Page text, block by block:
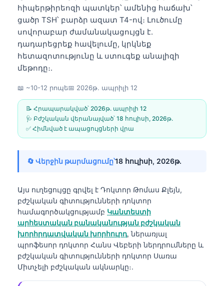
հիպերթիրեոզի պատկեր՝ ամենից հաճախ՝
ցածր TSH՝ բարձր ազատ T4-ով։ Լուծումը
սովորաբար ժամանակացույցն է.
դադարեցրեք հավելումը, կրկնեք
հետազոտությունը և ստուգեք անալիզի
մեթոդը։.
📖 ~10-12 րոպե📅 2026թ. ապրիլի 12
📝 Հրապարակված՝ 2026թ. ապրիլի 12
🩺 Բժշկական վերանայված՝ 18 հուլիսի, 2026թ․
✅ Հիմնված է ապացույցների վրա
🔄 Վերջին թարմացումը՝18 հուլիսի, 2026թ․
Այս ուղեցույցը գրվել է Դոկտոր Թոմաս Քլեյն,
բժշկական գիտությունների դոկտոր
համագործակցությամբ Կանտեստի
արհեստական բանականության բժշկական
խորհրդատվական խորհուրդ, ներառյալ
պրոֆեսոր դոկտոր Հանս Վեբերի ներդրումները և
բժշկական գիտությունների դոկտոր Սառա
Միտչելի բժշկական ակնարկը։.